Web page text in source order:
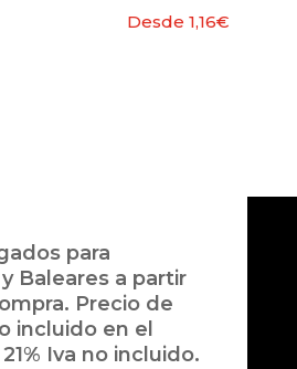
Desde 1,16€
para
Baleares a partir
Precio de
incluido en el
Iva no incluido.